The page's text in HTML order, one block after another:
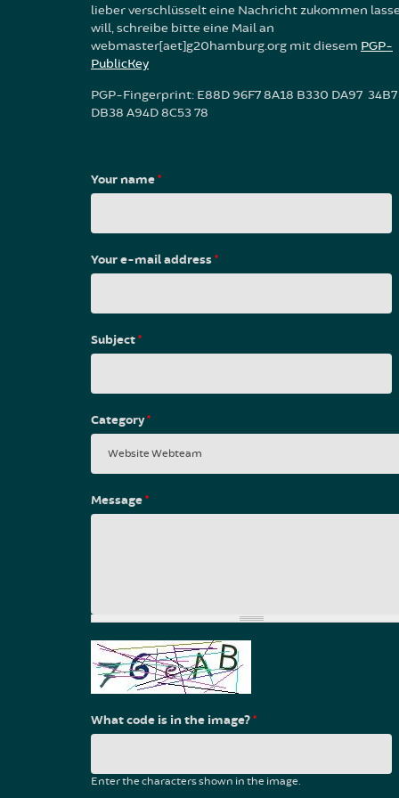
lieber verschlüsselt eine Nachricht zukommen
will, schreibe bitte eine Mail an
webmaster[aet]g20hamburg.org mit diesem PGP-
PublicKey
PGP-Fingerprint: E88D 96F7 8A18 B330 DA97 34B7
DB38 A94D 8C53 78
Your name*
Your e-mail address*
Subject*
Category*
Message*
What code is in the image?*
Enter the characters shown in the image.